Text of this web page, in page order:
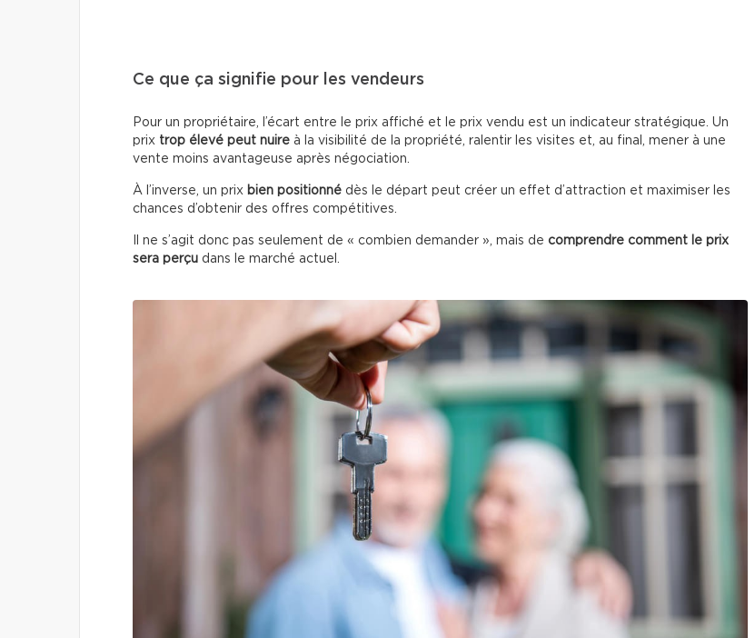
Ce que ça signifie pour les vendeurs
Pour un propriétaire, l’écart entre le prix affiché et le prix vendu est un indicateur stratégique. Un
prix trop élevé peut nuire à la visibilité de la propriété, ralentir les visites et, au final, mener à une
vente moins avantageuse après négociation.
À l’inverse, un prix bien positionné dès le départ peut créer un effet d’attraction et maximiser les
chances d’obtenir des offres compétitives.
Il ne s’agit donc pas seulement de « combien demander », mais de comprendre comment le prix
sera perçu dans le marché actuel.